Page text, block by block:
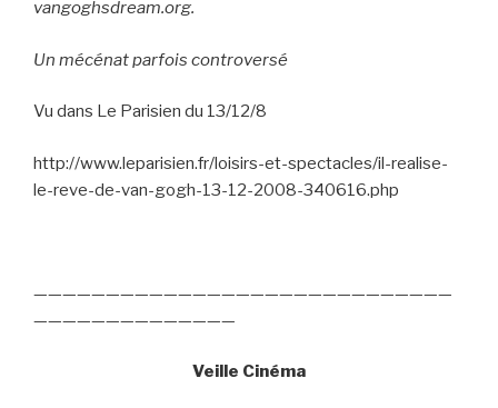
vangoghsdream.org.
Un mécénat parfois controversé
Vu dans Le Parisien du 13/12/8
http://www.leparisien.fr/loisirs-et-spectacles/il-realise-
le-reve-de-van-gogh-13-12-2008-340616.php
—————————————————————————————
——————————————
Veille Cinéma